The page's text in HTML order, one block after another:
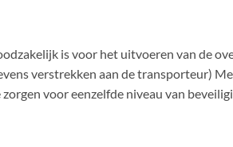
is voor het uitvoeren van de
verstrekken aan de transporteur)
voor eenzelfde niveau van